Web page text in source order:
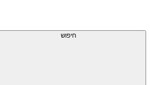
עליון
חיפוש